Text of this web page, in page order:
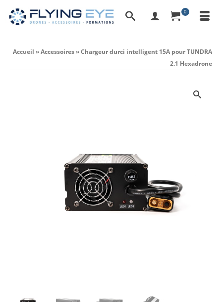
0
Accueil »Accessoires»Chargeur durci intelligent 15A pour TUNDRA
2.1 Hexadrone